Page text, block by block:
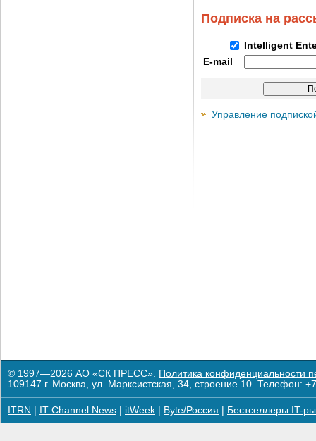
Подписка на
Intelligent
E-mail
Управление
© 1997—2026 АО «СК ПРЕСС». Политика конфиденциальности
109147 г. Москва, ул. Марксистская, 34, строение 10. Телефон:
ITRN IT Channel News itWeek Byte/Россия Бестселлеры IT-